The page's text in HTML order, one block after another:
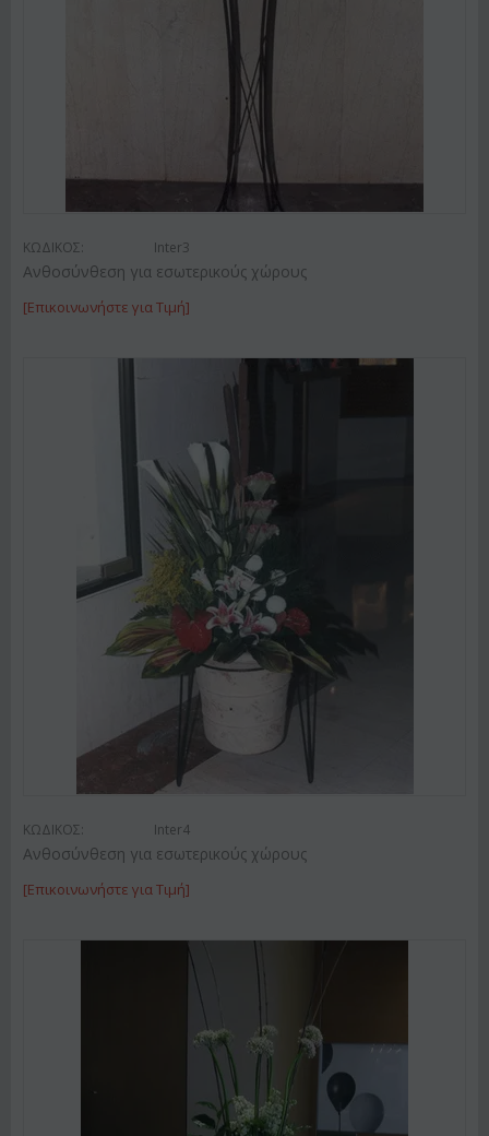
ΚΩΔΙΚΟΣ: Inter3
Ανθοσύνθεση για εσωτερικούς χώρους
[Επικοινωνήστε για Τιμή]
ΚΩΔΙΚΟΣ: Inter4
Ανθοσύνθεση για εσωτερικούς χώρους
[Επικοινωνήστε για Τιμή]